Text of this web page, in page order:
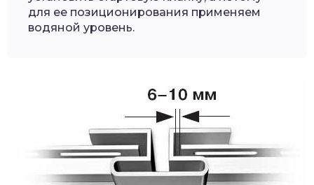
для ее позиционирования применяем
водяной уровень.